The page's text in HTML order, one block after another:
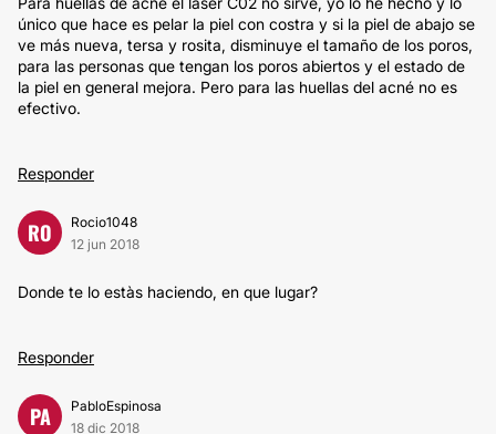
único que hace es pelar la piel con costra y si la piel de abajo se
ve más nueva, tersa y rosita, disminuye el tamaño de los poros,
para las personas que tengan los poros abiertos y el estado de
la piel en general mejora. Pero para las huellas del acné no es
efectivo.
Responder
RO
Rocio1048
12 jun 2018
Donde te lo estàs haciendo, en que lugar?
Responder
PA
PabloEspinosa
18 dic 2018